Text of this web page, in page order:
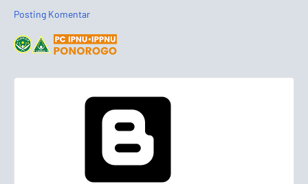
Posting Komentar